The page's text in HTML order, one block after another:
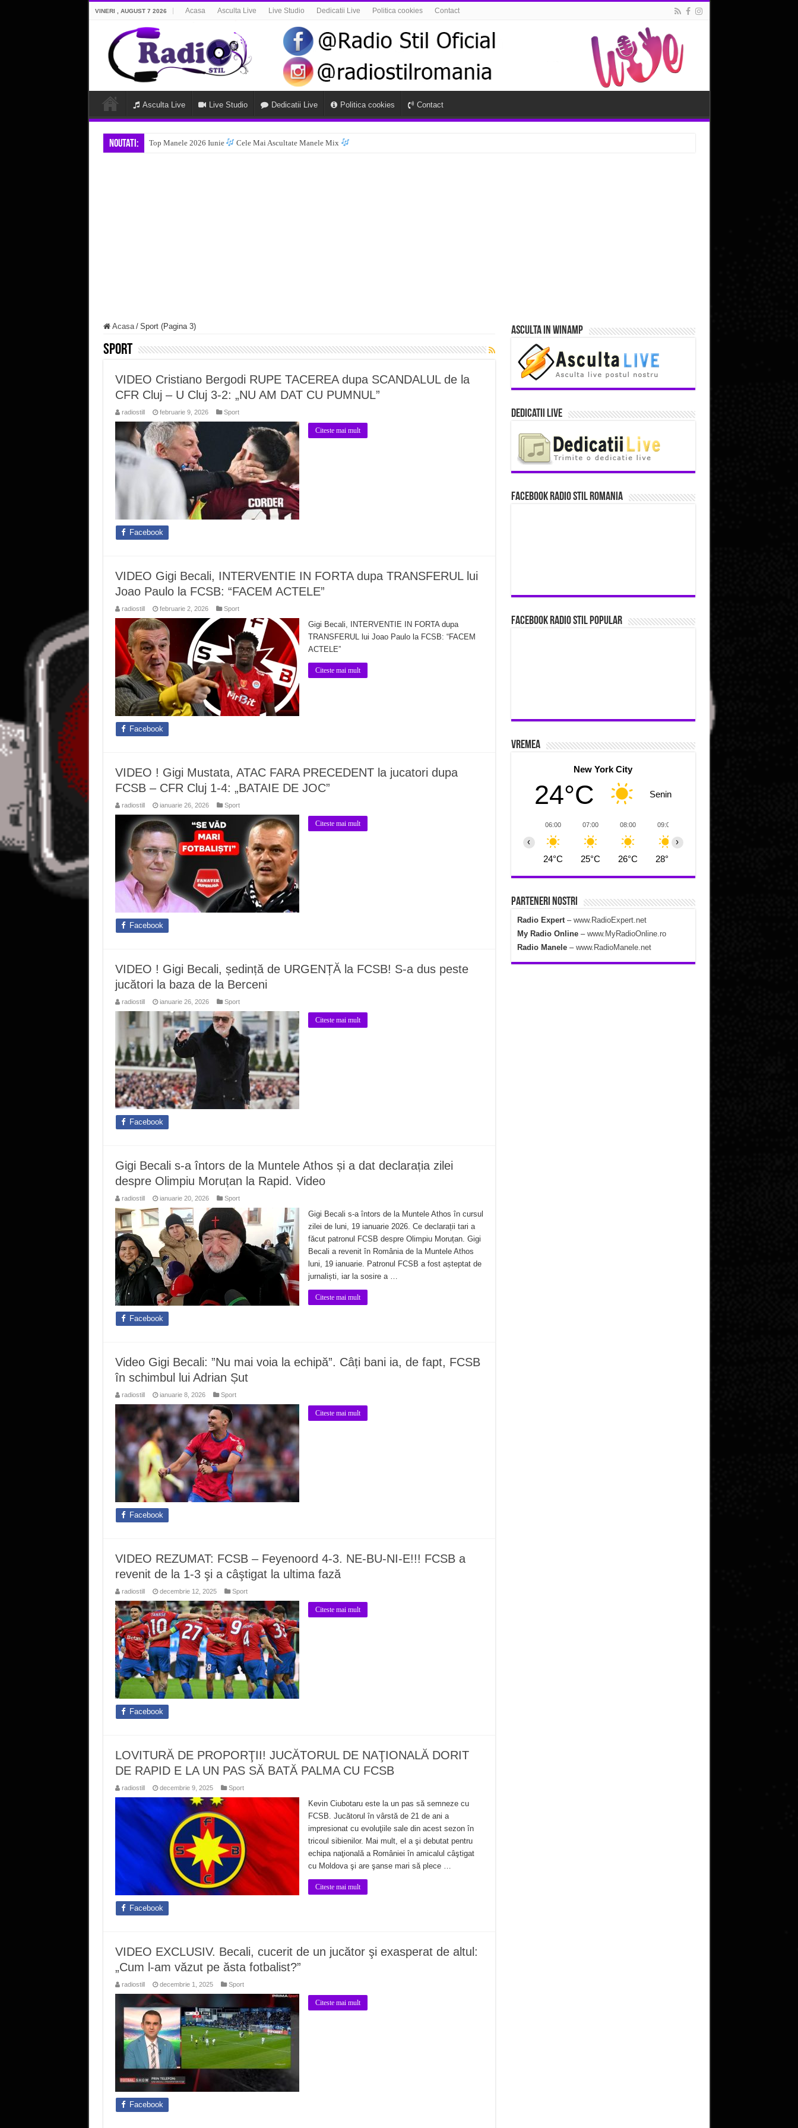
VINERI , AUGUST 7 2026 Acasa Asculta Live Live Studio Dedicatii Live Politica cookies Contact
Asculta Live Live Studio Dedicatii Live Politica cookies Contact
Noutati: Top Manele 2026 Iunie Cele Mai Ascultate Manele Mix
Acasa / Sport (Pagina 3)
Sport
VIDEO Cristiano Bergodi RUPE TACEREA dupa SCANDALUL de la
CFR Cluj – U Cluj 3-2: „NU AM DAT CU PUMNUL”
radiostill februarie 9, 2026 Sport
Citeste mai mult
Facebook
VIDEO Gigi Becali, INTERVENTIE IN FORTA dupa TRANSFERUL lui
Joao Paulo la FCSB: “FACEM ACTELE”
radiostill februarie 2, 2026 Sport
Gigi Becali, INTERVENTIE IN FORTA dupa
TRANSFERUL lui Joao Paulo la FCSB: “FACEM
ACTELE”
Citeste mai mult
Facebook
VIDEO ! Gigi Mustata, ATAC FARA PRECEDENT la jucatori dupa
FCSB – CFR Cluj 1-4: „BATAIE DE JOC”
radiostill ianuarie 26, 2026 Sport
Citeste mai mult
Facebook
VIDEO ! Gigi Becali, ședință de URGENȚĂ la FCSB! S-a dus peste
jucători la baza de la Berceni
radiostill ianuarie 26, 2026 Sport
Citeste mai mult
Facebook
Gigi Becali s-a întors de la Muntele Athos și a dat declarația zilei
despre Olimpiu Moruțan la Rapid. Video
radiostill ianuarie 20, 2026 Sport
Gigi Becali s-a întors de la Muntele Athos în cursul
zilei de luni, 19 ianuarie 2026. Ce declarații tari a
făcut patronul FCSB despre Olimpiu Moruțan. Gigi
Becali a revenit în România de la Muntele Athos
luni, 19 ianuarie. Patronul FCSB a fost așteptat de
jurnaliști, iar la sosire a …
Citeste mai mult
Facebook
Video Gigi Becali: ”Nu mai voia la echipă”. Câți bani ia, de fapt, FCSB
în schimbul lui Adrian Șut
radiostill ianuarie 8, 2026 Sport
Citeste mai mult
Facebook
VIDEO REZUMAT: FCSB – Feyenoord 4-3. NE-BU-NI-E!!! FCSB a
revenit de la 1-3 şi a câştigat la ultima fază
radiostill decembrie 12, 2025 Sport
Citeste mai mult
Facebook
LOVITURĂ DE PROPORŢII! JUCĂTORUL DE NAŢIONALĂ DORIT
DE RAPID E LA UN PAS SĂ BATĂ PALMA CU FCSB
radiostill decembrie 9, 2025 Sport
Kevin Ciubotaru este la un pas să semneze cu
FCSB. Jucătorul în vârstă de 21 de ani a
impresionat cu evoluţiile sale din acest sezon în
tricoul sibienilor. Mai mult, el a şi debutat pentru
echipa naţională a României în amicalul câştigat
cu Moldova şi are şanse mari să plece …
Citeste mai mult
Facebook
VIDEO EXCLUSIV. Becali, cucerit de un jucător şi exasperat de altul:
„Cum l-am văzut pe ăsta fotbalist?”
radiostill decembrie 1, 2025 Sport
Citeste mai mult
Facebook
Asculta in Winamp
Dedicatii Live
Facebook Radio Stil Romania
Facebook Radio Stil Popular
Vremea
New York City
24°C Senin
06:00
24°C
07:00
25°C
08:00
26°C
09:00
28°C
‹ ›
Parteneri Nostri
Radio Expert– www.RadioExpert.net
My Radio Online– www.MyRadioOnline.ro
Radio Manele – www.RadioManele.net